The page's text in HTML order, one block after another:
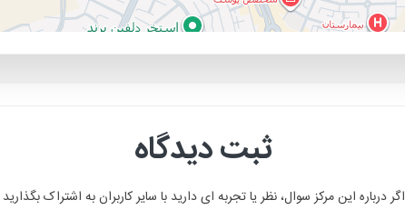
ثبت دیدگاه
اگر درباره این مرکز سوال، نظر یا تجربه ای دارید با سایر کاربران به اشتراک بگذارید